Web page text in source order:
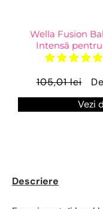
Wella Fusion
Intensă
105,01 lei
Vezi
Descriere